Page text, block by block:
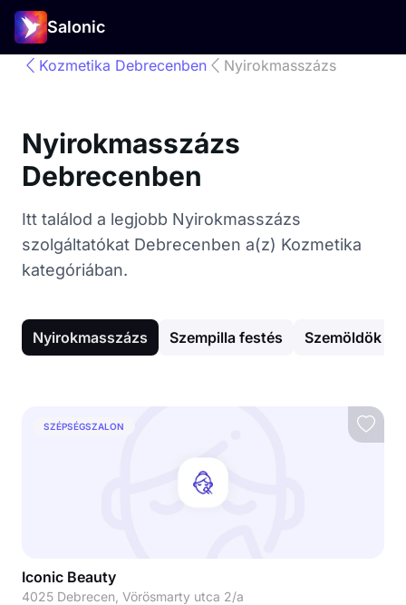
Salonic
Kozmetika Debrecenben Nyirokmasszázs
Nyirokmasszázs
Debrecenben
Itt találod a legjobb Nyirokmasszázs
szolgáltatókat Debrecenben a(z) Kozmetika
kategóriában.
Nyirokmasszázs Szempilla festés Szemöldök
SZÉPSÉGSZALON
Iconic Beauty
4025 Debrecen, Vörösmarty utca 2/a